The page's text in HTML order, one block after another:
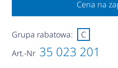
Cena na
Art.-Nr 35 023 201
Grupa rabatowa: C